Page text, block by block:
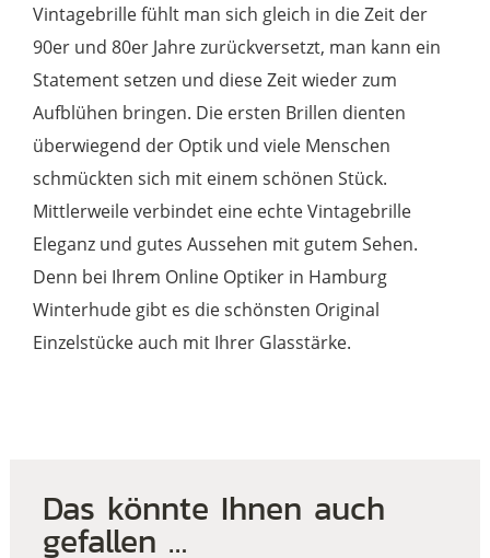
Vintagebrille fühlt man sich gleich in die Zeit der
90er und 80er Jahre zurückversetzt, man kann ein
Statement setzen und diese Zeit wieder zum
Aufblühen bringen. Die ersten Brillen dienten
überwiegend der Optik und viele Menschen
schmückten sich mit einem schönen Stück.
Mittlerweile verbindet eine echte Vintagebrille
Eleganz und gutes Aussehen mit gutem Sehen.
Denn bei Ihrem Online Optiker in Hamburg
Winterhude gibt es die schönsten Original
Einzelstücke auch mit Ihrer Glasstärke.
Das könnte Ihnen auch
gefallen …